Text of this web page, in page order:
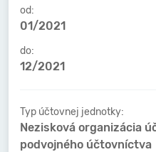
od:
01/2021
do:
12/2021
Typ účtovnej jednotky:
Nezisková organizácia
podvojného účtovníctva